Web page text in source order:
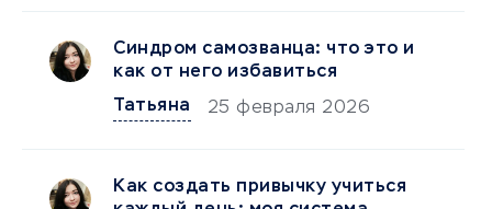
Синдром самозванца: что это и
как от него избавиться
Татьяна
25 февраля 2026
Как создать привычку учиться